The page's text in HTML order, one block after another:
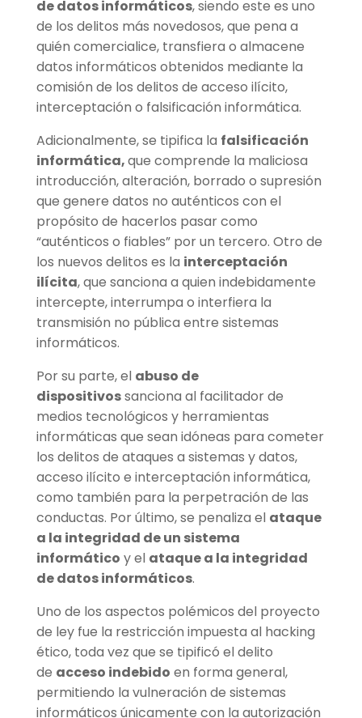
de datos informáticos, siendo este es uno
de los delitos más novedosos, que pena a
quién comercialice, transfiera o almacene
datos informáticos obtenidos mediante la
comisión de los delitos de acceso ilícito,
interceptación o falsificación informática.
Adicionalmente, se tipifica la falsificación
informática,que comprende la maliciosa
introducción, alteración, borrado o supresión
que genere datos no auténticos con el
propósito de hacerlos pasar como
“auténticos o fiables” por un tercero. Otro de
los nuevos delitos es la interceptación
ilícita, que sanciona a quien indebidamente
intercepte, interrumpa o interfiera la
transmisión no pública entre sistemas
informáticos.
Por su parte, el abuso de
dispositivossanciona al facilitador de
medios tecnológicos y herramientas
informáticas que sean idóneas para cometer
los delitos de ataques a sistemas y datos,
acceso ilícito e interceptación informática,
como también para la perpetración de las
conductas. Por último, se penaliza el ataque
a la integridad de un sistema
informático y el ataque a la integridad
de datos informáticos.
Uno de los aspectos polémicos del proyecto
de ley fue la restricción impuesta al hacking
ético, toda vez que se tipificó el delito
de acceso indebido en forma general,
permitiendo la vulneración de sistemas
informáticos únicamente con la autorización